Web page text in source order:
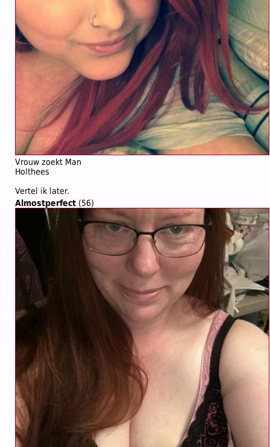
Vrouw zoekt Man
Holthees
Vertel ik later.
Almostperfect (56)